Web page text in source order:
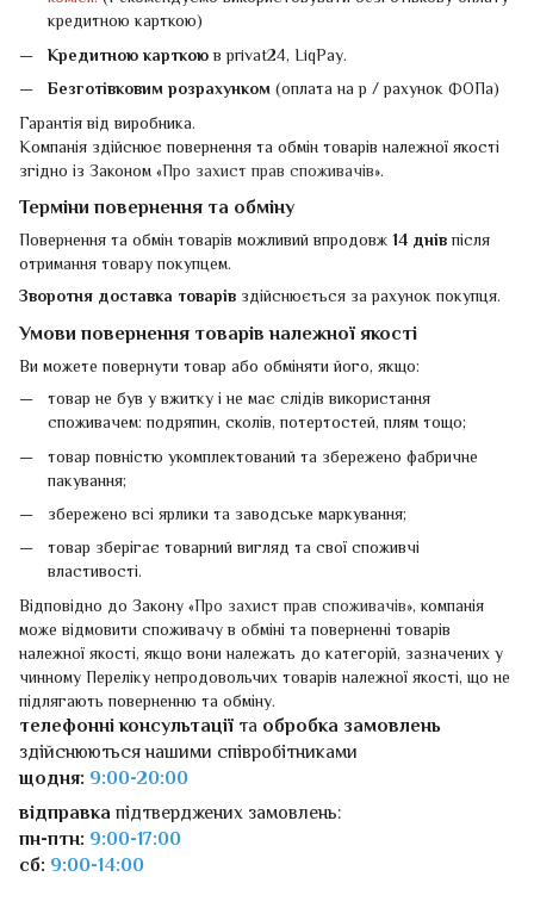
кредитною карткою)
Кредитною карткоюв privat24, LiqPay.
Безготівковим розрахунком(оплата на р / рахунок ФОПа)
Гарантія від виробника.
Компанія здійснює повернення та обмін товарів належної якості
згідно із Законом «Про захист прав споживачів».
Терміни повернення та обміну
Повернення та обмін товарів можливий впродовж14 днівпісля
отримання товару покупцем.
Зворотня доставка товарів здійснюється за рахунок покупця.
Умови повернення товарів належної якості
Ви можете повернути товар або обміняти його, якщо:
товар не був у вжитку і не має слідів використання
споживачем: подряпин, сколів, потертостей, плям тощо;
товар повністю укомплектований та збережено фабричне
пакування;
збережено всі ярлики та заводське маркування;
товар зберігає товарний вигляд та свої споживчі
властивості.
Відповідно до Закону «Про захист прав споживачів», компанія
може відмовити споживачу в обміні та поверненні товарів
належної якості, якщо вони належать до категорій, зазначених у
чинному Переліку непродовольчих товарів належної якості, що не
підлягають поверненню та обміну.
телефонні консультації та обробка замовлень
здійснюються нашими співробітниками
щодня: 9:00-20:00
відправка підтверджених замовлень:
пн-птн: 9:00-17:00
сб: 9:00-14:00